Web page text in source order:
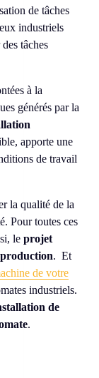
de tâches
industriels
tâches
à la
générés par la
apporte une
de travail
la qualité de la
Pour toutes ces
leprojet
. Et
de votre
industriels.
de
.